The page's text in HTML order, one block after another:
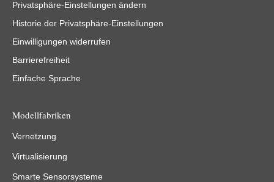
Privatsphäre-Einstellungen ändern
Historie der Privatsphäre-Einstellungen
Einwilligungen widerrufen
Barrierefreiheit
Einfache Sprache
Modellfabriken
Vernetzung
Virtualisierung
Smarte Sensorsysteme